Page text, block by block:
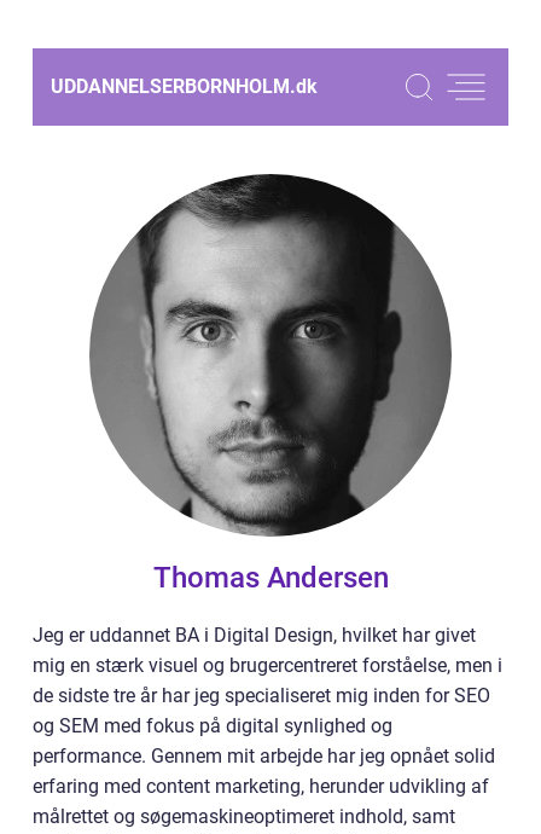
UDDANNELSERBORNHOLM.dk
Thomas Andersen
Jeg er uddannet BA i Digital Design, hvilket har givet
mig en stærk visuel og brugercentreret forståelse, men i
de sidste tre år har jeg specialiseret mig inden for SEO
og SEM med fokus på digital synlighed og
performance. Gennem mit arbejde har jeg opnået solid
erfaring med content marketing, herunder udvikling af
målrettet og søgemaskineoptimeret indhold, samt